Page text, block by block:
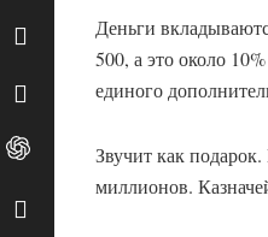
Деньги
500, а это около
единого
Звучит как
миллионов.